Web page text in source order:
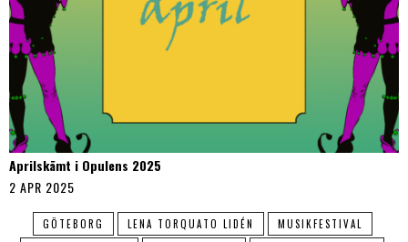
Aprilskämt i Opulens 2025
2 APR 2025
GÖTEBORG LENA TORQUATO LIDÉN
MUSIKFESTIVAL